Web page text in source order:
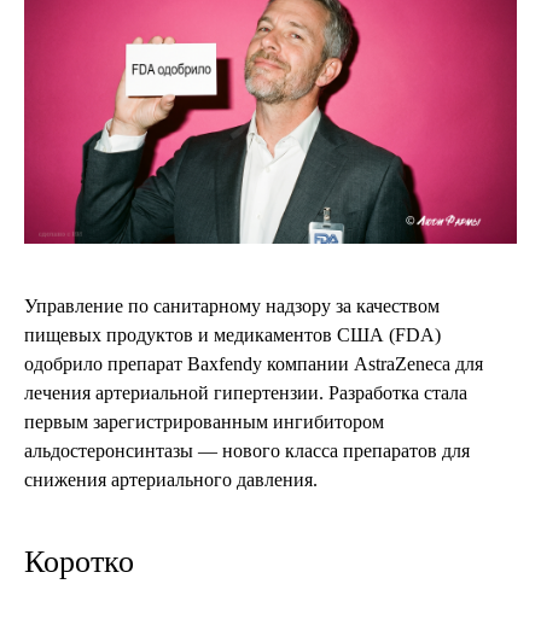
Управление по санитарному надзору за качеством
пищевых продуктов и медикаментов США (FDA)
одобрило препарат Baxfendy компании AstraZeneca для
лечения артериальной гипертензии. Разработка стала
первым зарегистрированным ингибитором
альдостеронсинтазы — нового класса препаратов для
снижения артериального давления.
Коротко